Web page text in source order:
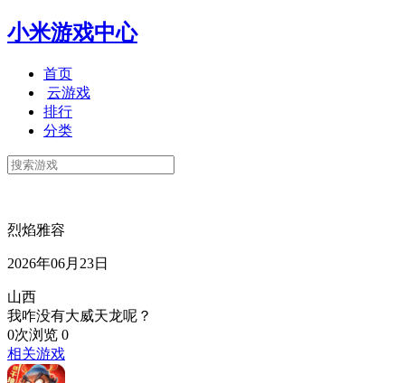
小米游戏中心
首页
云游戏
排行
分类
烈焰雅容
2026年06月23日
山西
我咋没有大威天龙呢？
0次浏览 0
相关游戏